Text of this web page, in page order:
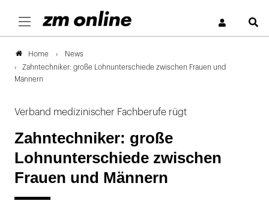
Home
News
Zahntechniker: große Lohnunterschiede zwischen Frauen und
Männern
Verband medizinischer Fachberufe rügt
Zahntechniker: große
Lohnunterschiede zwischen
Frauen und Männern